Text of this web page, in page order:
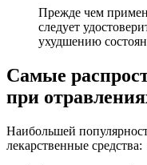
Прежде чем
следует
ухудшению
Самые
при
Наибольшей
лекарственные средства: